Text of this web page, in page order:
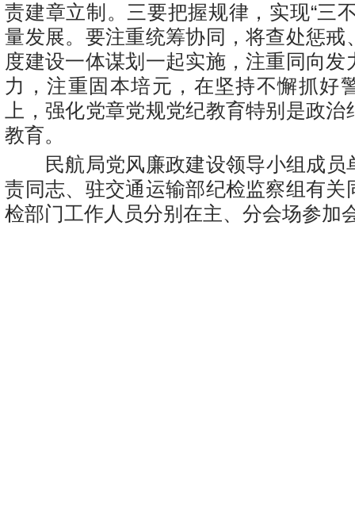
责建章立制。三要把握规律，实现“三
量发展。要注重统筹协同，将查处惩戒
度建设一体谋划一起实施，注重同向发
力，注重固本培元，在坚持不懈抓好
上，强化党章党规党纪教育特别是政
教育。
民航局党风廉政建设领导小组成员
责同志、驻交通运输部纪检监察组有关
检部门工作人员分别在主、分会场参加